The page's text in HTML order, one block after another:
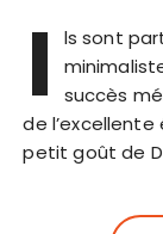
I
ls sont
succès
de
petit goût de